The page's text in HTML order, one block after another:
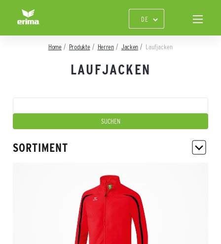
Home Produkte Herren Jacken Laufjacken
LAUFJACKEN
SORTIMENT